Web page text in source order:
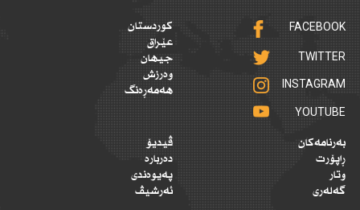
FACEBOOK
TWITTER
INSTAGRAM
YOUTUBE
کوردستان
عێراق
جیهان
وەرزش
هەمەڕەنگ
بەرنامەکان
ڕاپۆرت
وتار
گەلەری
ڤیدیۆ
دەربارە
پەیوەندی
ئەرشیڤ